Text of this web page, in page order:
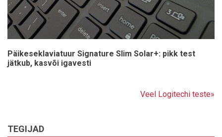
Päikeseklaviatuur Signature Slim Solar+: pikk test
jätkub, kasvõi igavesti
Veel Logitechi teste»
TEGIJAD